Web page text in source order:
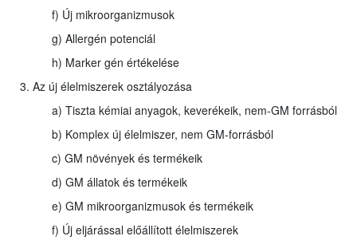
f) Új mikroorganizmusok
g) Allergén potenciál
h) Marker gén értékelése
3. Az új élelmiszerek osztályozása
a) Tiszta kémiai anyagok, keverékeik, nem-GM forrásból
b) Komplex új élelmiszer, nem GM-forrásból
c) GM növények és termékeik
d) GM állatok és termékeik
e) GM mikroorganizmusok és termékeik
f) Új eljárással előállított élelmiszerek